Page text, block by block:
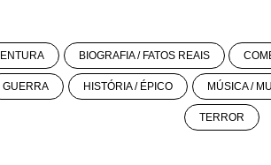
BIOGRAFIA / FATOS REAIS
GUERRA HISTÓRIA / ÉPICO MÚSICA /
TERROR